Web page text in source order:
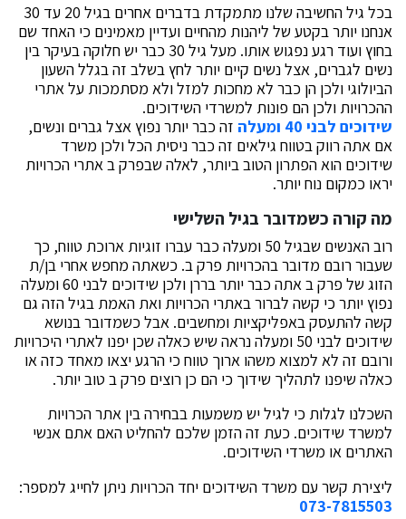
בכל גיל החשיבה שלנו מתמקדת בדברים אחרים בגיל 20 עד 30
אנחנו יותר בקטע של ליהנות מהחיים ועדיין מאמינים כי האחד שם
בחוץ ועוד רגע נפגוש אותו. מעל גיל 30 כבר יש חלוקה בעיקר בין
נשים לגברים, אצל נשים קיים יותר לחץ בשלב זה בגלל השעון
הביולוגי ולכן הן כבר לא מחכות למזל ולא מסתמכות על אתרי
ההכרויות ולכן הם פונות למשרדי השידוכים.
שידוכים לבני 40 ומעלה
זה כבר יותר נפוץ אצל גברים ונשים,
אם אתה רווק בטווח גילאים זה כבר ניסית הכל ולכן משרד
שידוכים הוא הפתרון הטוב ביותר, לאלה שבפרק ב אתרי הכרויות
יראו כמקום נוח יותר.
מה קורה כשמדובר בגיל השלישי
רוב האנשים שבגיל 50 ומעלה כבר עברו זוגיות ארוכת טווח, כך
שעבור רובם מדובר בהכרויות פרק ב. כשאתה מחפש אחרי בן/ת
הזוג של פרק ב אתה כבר יותר בררן ולכן שידוכים לבני 60 ומעלה
נפוץ יותר כי קשה לברור באתרי הכרויות ואת האמת בגיל הזה גם
קשה להתעסק באפליקציות ומחשבים. אבל כשמדובר בנושא
שידוכים לבני 50 ומעלה נראה שיש כאלה שכן יפנו לאתרי היכרויות
ורובם זה לא למצוא משהו ארוך טווח כי הרגע יצאו מאחד כזה או
כאלה שיפנו לתהליך שידוך כי הם כן רוצים פרק ב טוב יותר.
השכלנו לגלות כי לגיל יש משמעות בבחירה בין אתר הכרויות
למשרד שידוכים. כעת זה הזמן שלכם להחליט האם אתם אנשי
האתרים או משרדי השידוכים.
ליצירת קשר עם משרד השידוכים יחד הכרויות ניתן לחייג למספר:
073-7815503